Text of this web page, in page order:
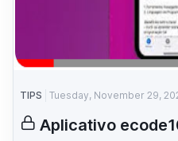
TIPS Tuesday, November 29,
Aplicativo